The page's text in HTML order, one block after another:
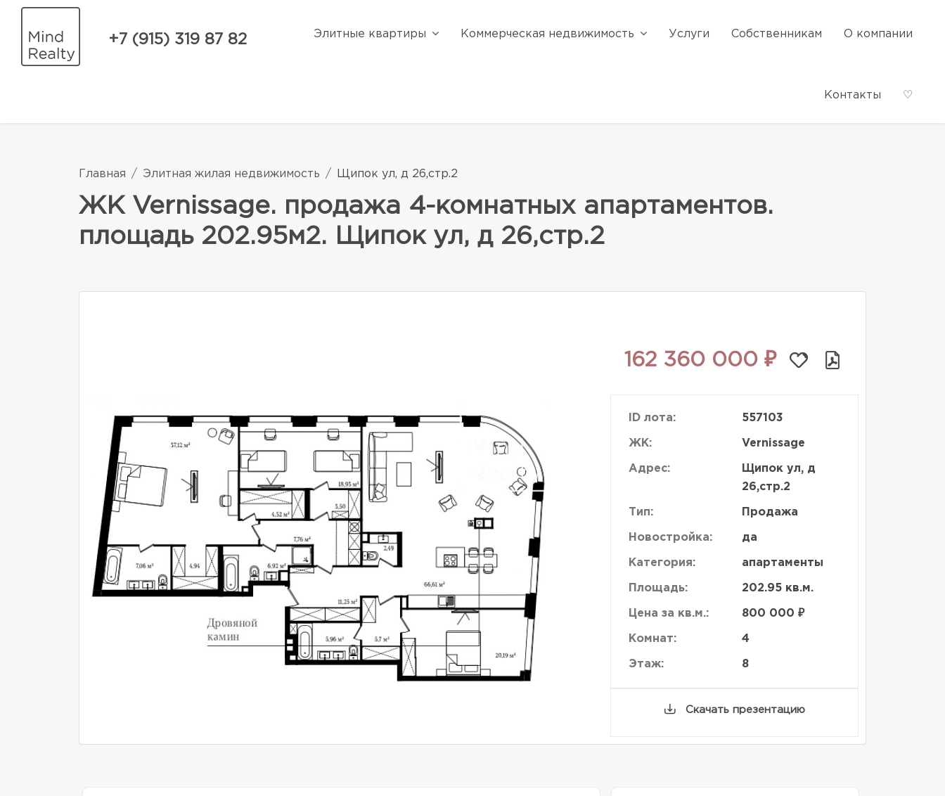
+7 (915) 319 87 82 Элитные квартиры Коммерческая недвижимость Услуги Собственникам О компании
Контакты ♡
Главная Элитная жилая недвижимость Щипок ул, д 26,стр.2
ЖК Vernissage. продажа 4-комнатных апартаментов.
площадь 202.95м2. Щипок ул, д 26,стр.2
162 360 000 ₽
ID лота: 557103
ЖК: Vernissage
Адрес:
Щипок ул, д
26,стр.2
Тип: Продажа
Новостройка: да
Категория: апартаменты
Площадь: 202.95 кв.м.
Цена за кв.м.: 800 000 ₽
Комнат: 4
Этаж: 8
Скачать презентацию